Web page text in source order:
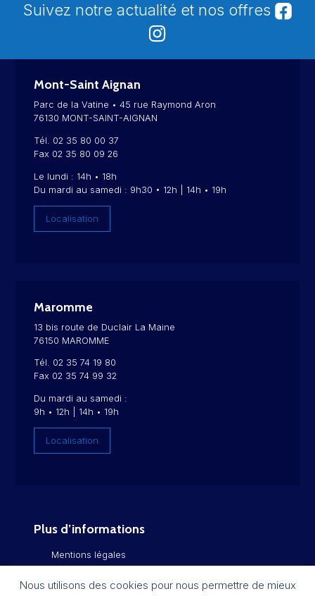
Nous utilisons des cookies pour nous permettre de mieux
Suivez notre actualité et nos offres
Mont-Saint Aignan
Parc de la Vatine • 45 rue Raymond Aron
76130 MONT-SAINT-AIGNAN
Tél. 02 35 80 00 37
Fax 02 35 80 09 26
Le lundi : 14h • 18h
Du mardi au samedi : 9h30 • 12h | 14h • 19h
Localisation
Maromme
13 bis route de Duclair La Maine
76150 MAROMME
Tél. 02 35 74 19 80
Fax 02 35 74 99 32
Du mardi au samedi :
9h • 12h | 14h • 19h
Localisation
Plus d’informations
Mentions légales
Politique de confidentialité